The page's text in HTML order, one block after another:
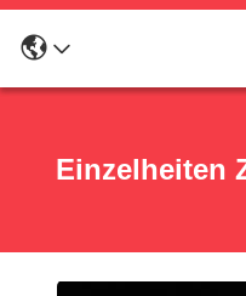
Einzelheiten